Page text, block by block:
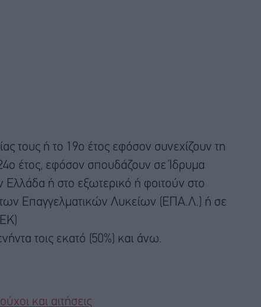
τους ή το 19ο έτος εφόσον συνεχίζουν τη
έτος, εφόσον σπουδάζουν σε Ίδρυμα
ή στο εξωτερικό ή φοιτούν στο
Επαγγελματικών Λυκείων (ΕΠΑ.Λ.) ή σε
τοις εκατό (50%) και άνω.
και αιτήσεις